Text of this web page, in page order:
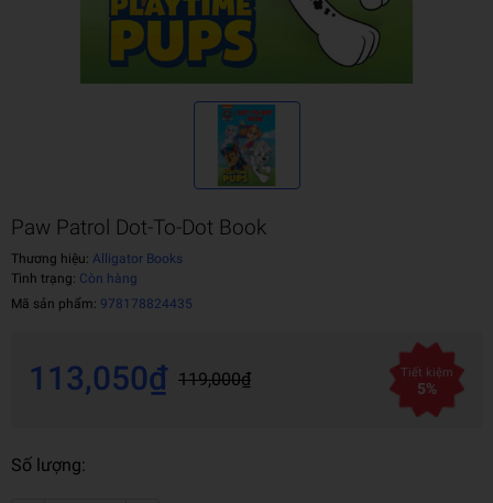
Paw Patrol Dot-To-Dot Book
Thương hiệu: Alligator Books
Tình trạng: Còn hàng
Mã sản phẩm: 978178824435
113,050₫ 119,000₫ Tiết kiệm
5%
Số lượng: